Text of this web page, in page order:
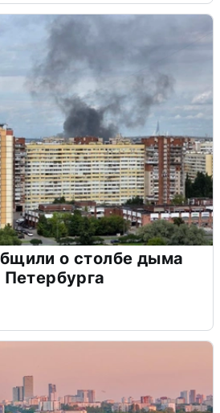
о столбе дыма